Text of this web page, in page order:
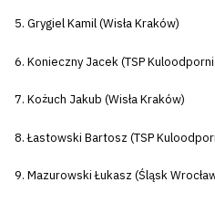
5. Grygiel Kamil (Wisła Kraków)
6. Konieczny Jacek (TSP
7. Kożuch Jakub (Wisła Kraków)
8. Łastowski Bartosz (TSP
9. Mazurowski Łukasz (Śląsk